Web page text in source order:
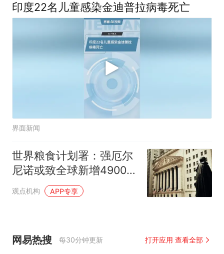
印度22名儿童感染金迪普拉病毒死亡
界面新闻
世界粮食计划署：强厄尔
尼诺或致全球新增4900万
人粮食严重不安全
观点机构 APP专享
网易热搜 每30分钟更新 打开应用 查看全部